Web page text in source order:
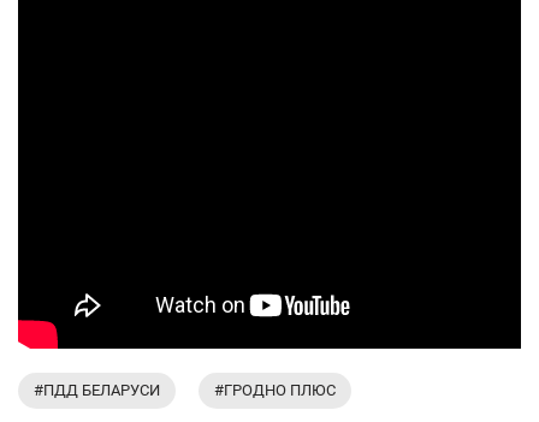
#ПДД БЕЛАРУСИ #ГРОДНО ПЛЮС